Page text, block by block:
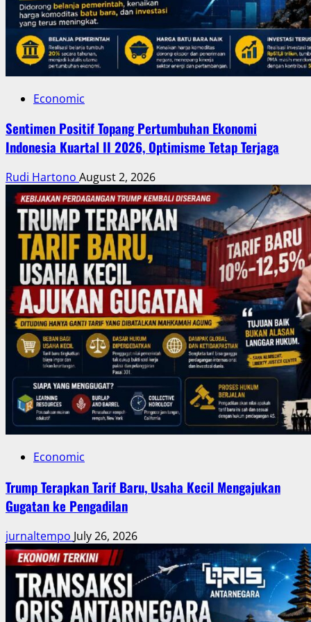
Economic
Sentimen Positif Topang Pertumbuhan Ekonomi
Indonesia Kuartal II 2026, Optimisme Tetap Terjaga
Rudi Hartono August 2, 2026
Economic
Trump Terapkan Tarif Baru, Usaha Kecil Mengajukan
Gugatan ke Pengadilan
jurnaltempo July 26, 2026